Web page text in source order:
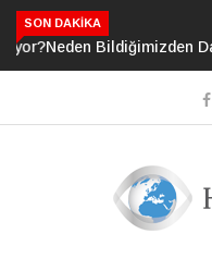
SON DAKIKA
Neden Bildiğimizden Daha